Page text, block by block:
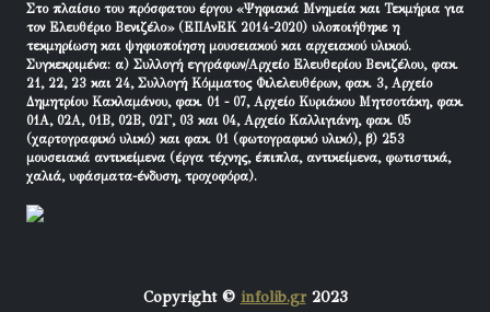
Στο πλαίσιο του πρόσφατου έργου «Ψηφιακά Μνημεία και Τεκμήρια για
τον Ελευθέριο Βενιζέλο» (ΕΠΑνΕΚ 2014-2020) υλοποιήθηκε η
τεκμηρίωση και ψηφιοποίηση μουσειακού και αρχειακού υλικού.
Συγκεκριμένα: α) Συλλογή εγγράφων/Αρχείο Ελευθερίου Βενιζέλου, φακ.
21, 22, 23 και 24, Συλλογή Κόμματος Φιλελευθέρων, φακ. 3, Αρχείο
Δημητρίου Κακλαμάνου, φακ. 01 - 07, Αρχείο Κυριάκου Μητσοτάκη, φακ.
01Α, 02Α, 01Β, 02Β, 02Γ, 03 και 04, Αρχείο Καλλιγιάνη, φακ. 05
(χαρτογραφικό υλικό) και φακ. 01 (φωτογραφικό υλικό), β) 253
μουσειακά αντικείμενα (έργα τέχνης, έπιπλα, αντικείμενα, φωτιστικά,
χαλιά, υφάσματα-ένδυση, τροχοφόρα).
Copyright © infolib.gr2023